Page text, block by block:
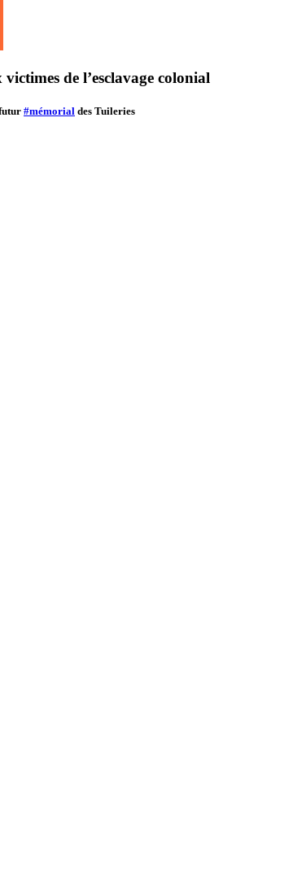
de l’esclavage colonial
#mémorial des Tuileries